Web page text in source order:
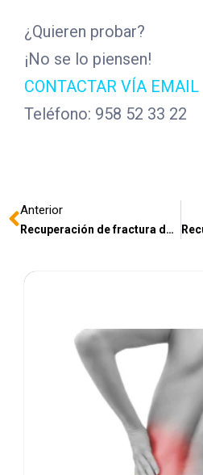
¿Quieren probar?
¡No se lo piensen!
CONTACTAR VÍA EMAIL
Teléfono: 958 52 33 22
Anterior
Recuperación de fractura de codo con prótesis